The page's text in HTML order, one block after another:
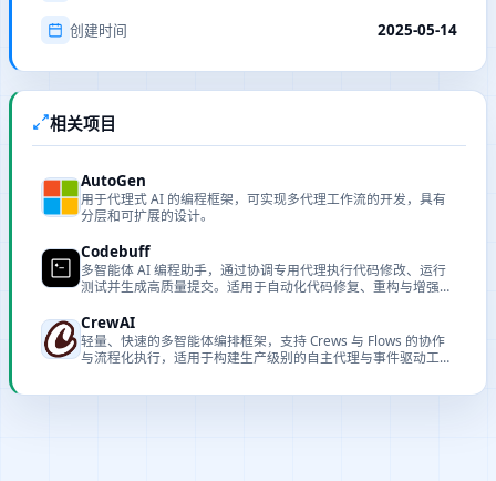
创建时间 2025-05-14
相关项目
AutoGen
用于代理式 AI 的编程框架，可实现多代理工作流的开发，具有
分层和可扩展的设计。
Codebuff
多智能体 AI 编程助手，通过协调专用代理执行代码修改、运行
测试并生成高质量提交。适用于自动化代码修复、重构与增强开
CrewAI
轻量、快速的多智能体编排框架，支持 Crews 与 Flows 的协作
与流程化执行，适用于构建生产级别的自主代理与事件驱动工作